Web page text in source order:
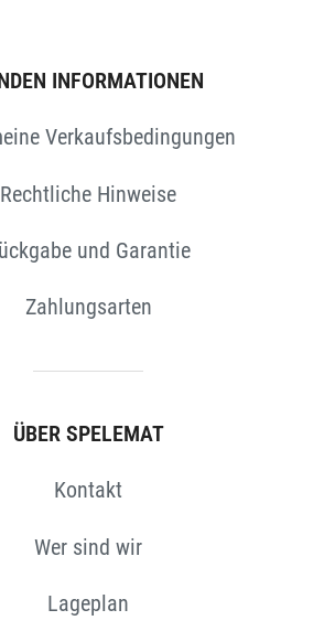
INFORMATIONEN
Verkaufsbedingungen
Rechtliche Hinweise
und Garantie
Zahlungsarten
ÜBER SPELEMAT
Kontakt
Wer sind wir
Lageplan